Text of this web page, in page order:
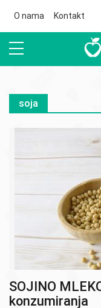
O nama Kontakt
soja
SOJINO
konzumiranja